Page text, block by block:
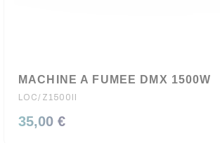
MACHINE A FUMEE DMX 1500W
LOC/Z1500II
35,00 €